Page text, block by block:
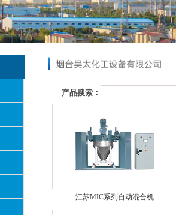
产品搜索：
江苏MIC系列自动混合机